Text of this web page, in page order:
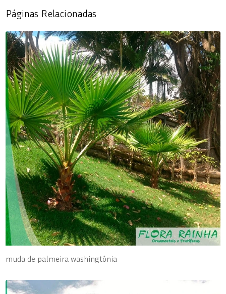
Páginas Relacionadas
muda de palmeira washingtônia